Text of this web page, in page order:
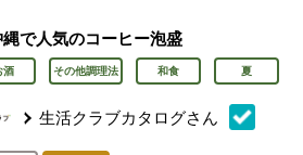
縄で人気のコーヒー泡盛
酒 その他調理法 和食 夏
生活クラブカタログさん